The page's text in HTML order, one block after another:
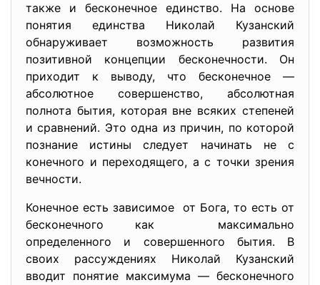
также и бесконечное единство. На основе
понятия единства Николай Кузанский
обнаруживает возможность развития
позитивной концепции бесконечности. Он
приходит к выводу, что бесконечное —
абсолютное совершенство, абсолютная
полнота бытия, которая вне всяких степеней
и сравнений. Это одна из причин, по которой
познание истины следует начинать не с
конечного и переходящего, а с точки зрения
вечности.
Конечное есть зависимое от Бога, то есть от
бесконечного как максимально
определенного и совершенного бытия. В
своих рассуждениях Николай Кузанский
вводит понятие максимума — бесконечного